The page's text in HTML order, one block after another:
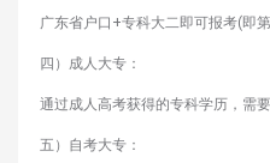
广东省户口+专科大二即可报考(即
四）成人大专：
通过成人高考获得的专科学历，需
五）自考大专：